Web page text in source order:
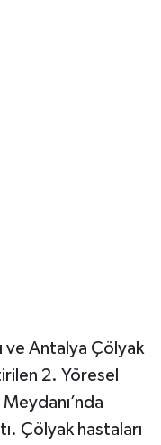
ve Antalya Çölyak
2. Yöresel
Çölyak hastaları